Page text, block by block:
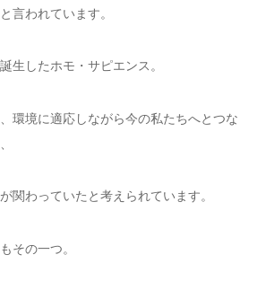
言われています。
生したホモ・サピエンス。
環境に適応しながら今の私たちへとつな
関わっていたと考えられています。
その一つ。